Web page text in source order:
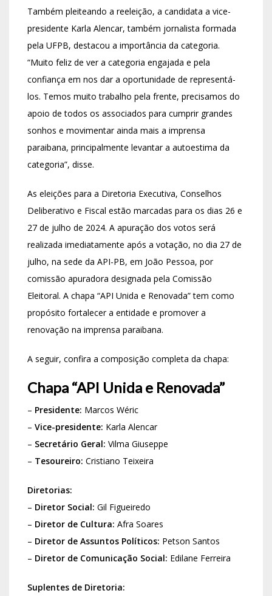
Também pleiteando a reeleição, a candidata a vice-
presidente Karla Alencar, também jornalista formada
pela UFPB, destacou a importância da categoria.
“Muito feliz de ver a categoria engajada e pela
confiança em nos dar a oportunidade de representá-
los. Temos muito trabalho pela frente, precisamos do
apoio de todos os associados para cumprir grandes
sonhos e movimentar ainda mais a imprensa
paraibana, principalmente levantar a autoestima da
categoria”, disse.
As eleições para a Diretoria Executiva, Conselhos
Deliberativo e Fiscal estão marcadas para os dias 26 e
27 de julho de 2024. A apuração dos votos será
realizada imediatamente após a votação, no dia 27 de
julho, na sede da API-PB, em João Pessoa, por
comissão apuradora designada pela Comissão
Eleitoral. A chapa “API Unida e Renovada” tem como
propósito fortalecer a entidade e promover a
renovação na imprensa paraibana.
A seguir, confira a composição completa da chapa:
Chapa “API Unida e Renovada”
– Presidente: Marcos Wéric
– Vice-presidente: Karla Alencar
– Secretário Geral: Vilma Giuseppe
– Tesoureiro: Cristiano Teixeira
Diretorias:
– Diretor Social: Gil Figueiredo
– Diretor de Cultura: Afra Soares
– Diretor de Assuntos Políticos: Petson Santos
– Diretor de Comunicação Social: Edilane Ferreira
Suplentes de Diretoria: